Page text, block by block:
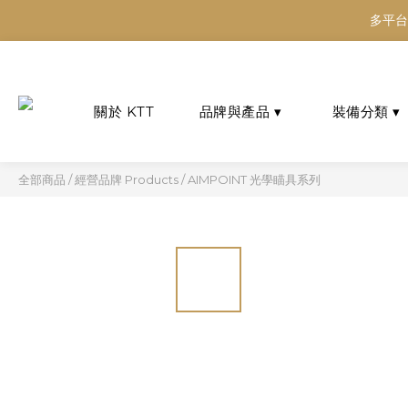
多平
多平
多平
全部商品 /經營品牌 Products/AIMPOINT 光學瞄具系列